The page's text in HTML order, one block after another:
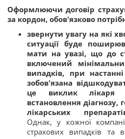
Оформлюючи договір
за кордон, обов'язково
звернути увагу на які
ситуації буде
мати на увазі, що до
включений
випадків, при
зобов'язана
це виклик лікаря
встановлення діагнозу,
лікарських
Однак, у кожної
страхових випадків та